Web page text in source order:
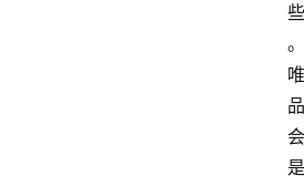
些
。
唯
品
会
是